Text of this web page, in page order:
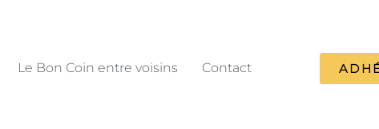
Le Bon Coin entre voisins Contact